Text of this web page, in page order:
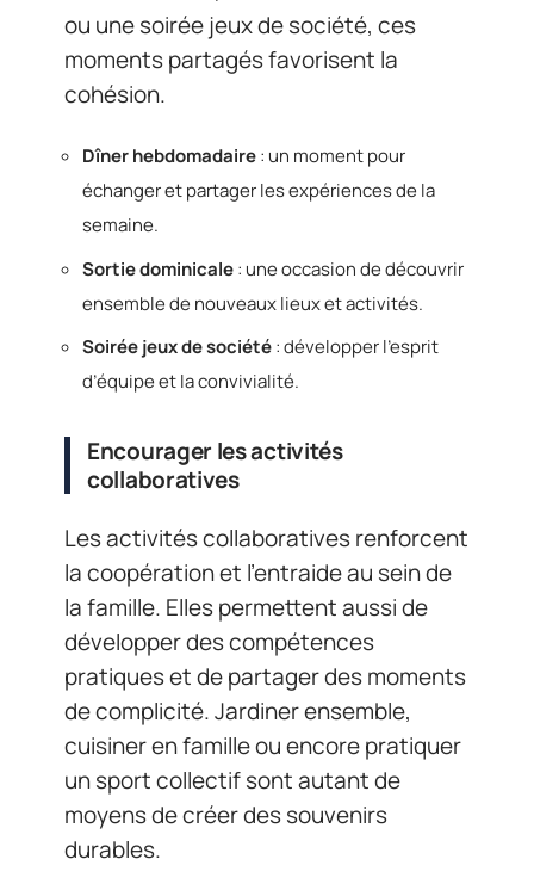
ou une soirée jeux de société, ces
moments partagés favorisent la
cohésion.
Dîner hebdomadaire: un moment pour
échanger et partager les expériences de la
semaine.
Sortie dominicale: une occasion de découvrir
ensemble de nouveaux lieux et activités.
Soirée jeux de société: développer l’esprit
d’équipe et la convivialité.
Encourager les activités
collaboratives
Les activités collaboratives renforcent
la coopération et l’entraide au sein de
la famille. Elles permettent aussi de
développer des compétences
pratiques et de partager des moments
de complicité. Jardiner ensemble,
cuisiner en famille ou encore pratiquer
un sport collectif sont autant de
moyens de créer des souvenirs
durables.